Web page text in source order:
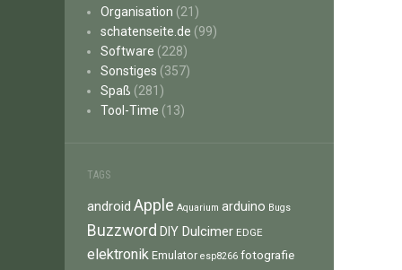
Organisation (21)
schatenseite.de (99)
Software (228)
Sonstiges (357)
Spaß (281)
Tool-Time (13)
TAGS
android Apple Aquarium arduino Bugs
Buzzword DIY Dulcimer EDGE
elektronik Emulator esp8266 fotografie